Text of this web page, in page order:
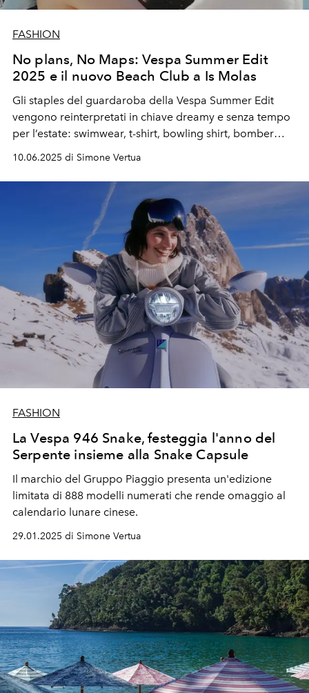
FASHION
No plans, No Maps: Vespa Summer Edit
2025 e il nuovo Beach Club a Is Molas
Gli staples del guardaroba della Vespa Summer Edit
vengono reinterpretati in chiave dreamy e senza tempo
per l’estate: swimwear, t-shirt, bowling shirt, bomber
ma anche in città.A fare da cornice, l’esperienza “Vespa
by the Sea” che approda in Sardegna a Is Molas Beach
Club parte dell’omonimo resort:tra profumi
mediterranei e mare cristallino, Vespa customizza
un’oasi lifestyle dove il design incontra la natura
sauvage.
10.06.2025 di Simone Vertua
FASHION
La Vespa 946 Snake, festeggia l'anno del
Serpente insieme alla Snake Capsule
Il marchio del Gruppo Piaggio presenta un'edizione
limitata di 888 modelli numerati che rende omaggio al
calendario lunare cinese.
29.01.2025 di Simone Vertua